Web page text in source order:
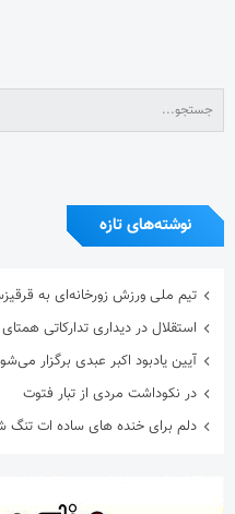
نوشته‌های تازه
تیم ملی ورزش زورخانه‌ای به
استقلال در دیداری تدارکاتی
آیین یادبود اکبر عبدی برگزار
در نکوداشت مردی از تبار فتوت
دلم برای خنده های ساده ات